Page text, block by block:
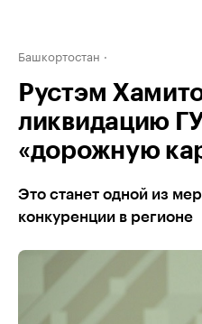
Башкортостан
Рустэм
ликвидацию
«дорожную
Это станет одной из
конкуренции в регионе